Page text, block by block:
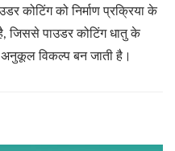
कोटिंग को निर्माण प्रक्रिया के
जिससे पाउडर कोटिंग धातु के
विकल्प बन जाती है।